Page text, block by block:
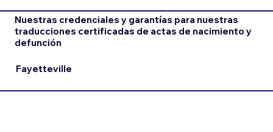
Nuestras credenciales y garantías para nuestras
traducciones certificadas de actas de nacimiento y
defunción
Fayetteville